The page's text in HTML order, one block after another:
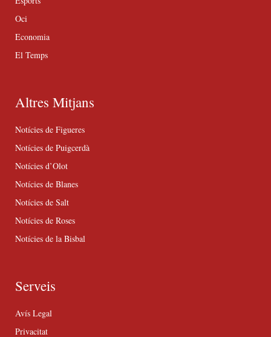
Oci
Economia
El Temps
Altres Mitjans
Notícies de Figueres
Notícies de Puigcerdà
Notícies d’Olot
Notícies de Blanes
Notícies de Salt
Notícies de Roses
Notícies de la Bisbal
Serveis
Avís Legal
Privacitat